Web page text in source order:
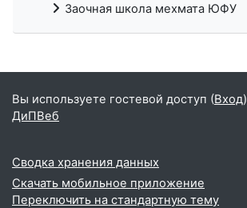
Заочная школа мехмата ЮФУ
Вы используете гостевой доступ (Вход)
ДиПВеб
Сводка хранения данных
Скачать мобильное приложение
Переключить на стандартную тему